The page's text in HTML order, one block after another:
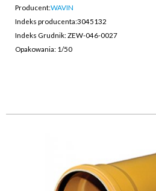
Producent:WAVIN
Indeks producenta:3045132
Indeks Grudnik: ZEW-046-0027
Opakowania: 1/50